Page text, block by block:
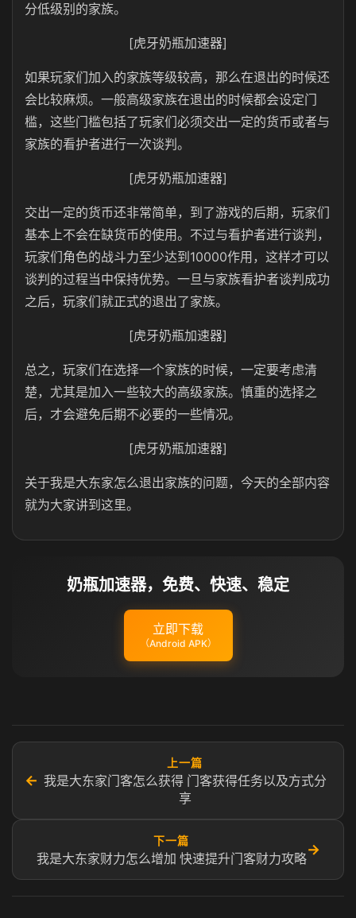
分低级别的家族。
[虎牙奶瓶加速器]
如果玩家们加入的家族等级较高，那么在退出的时候还
会比较麻烦。一般高级家族在退出的时候都会设定门
槛，这些门槛包括了玩家们必须交出一定的货币或者与
家族的看护者进行一次谈判。
[虎牙奶瓶加速器]
交出一定的货币还非常简单，到了游戏的后期，玩家们
基本上不会在缺货币的使用。不过与看护者进行谈判，
玩家们角色的战斗力至少达到10000作用，这样才可以
谈判的过程当中保持优势。一旦与家族看护者谈判成功
之后，玩家们就正式的退出了家族。
[虎牙奶瓶加速器]
总之，玩家们在选择一个家族的时候，一定要考虑清
楚，尤其是加入一些较大的高级家族。慎重的选择之
后，才会避免后期不必要的一些情况。
[虎牙奶瓶加速器]
关于我是大东家怎么退出家族的问题，今天的全部内容
就为大家讲到这里。
奶瓶加速器，免费、快速、稳定
立即下载
（Android APK）
←
上一篇
我是大东家门客怎么获得 门客获得任务以及方式分
享
下一篇
我是大东家财力怎么增加 快速提升门客财力攻略
→